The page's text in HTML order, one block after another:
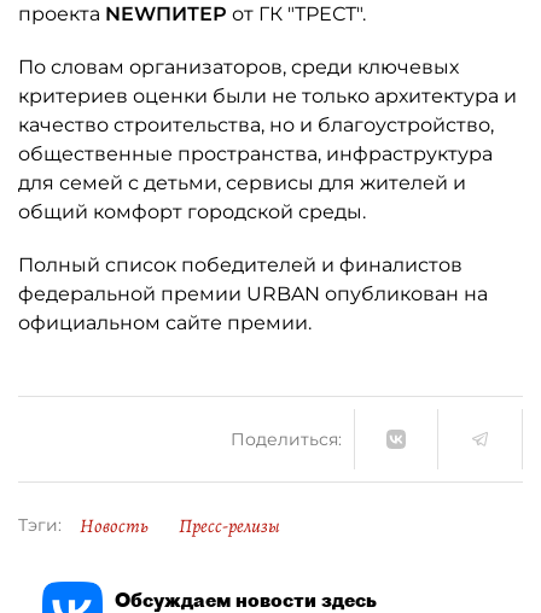
проекта NEWПИТЕР от ГК "ТРЕСТ".
По словам организаторов, среди ключевых
критериев оценки были не только архитектура и
качество строительства, но и благоустройство,
общественные пространства, инфраструктура
для семей с детьми, сервисы для жителей и
общий комфорт городской среды.
Полный список победителей и финалистов
федеральной премии URBAN опубликован на
официальном сайте премии.
Поделиться:
Тэги: Новость Пресс-релизы
Обсуждаем новости здесь